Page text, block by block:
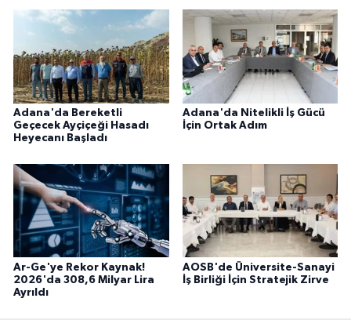
Adana'da Bereketli
Geçecek Ayçiçeği Hasadı
Heyecanı Başladı
Adana'da Nitelikli İş Gücü
İçin Ortak Adım
Ar-Ge'ye Rekor Kaynak!
2026'da 308,6 Milyar Lira
Ayrıldı
AOSB'de Üniversite-Sanayi
İş Birliği İçin Stratejik Zirve